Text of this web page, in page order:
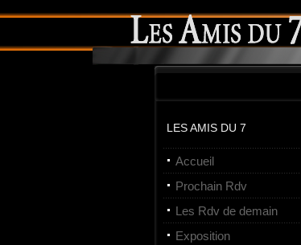
LES AMIS DU 7
Accueil
Prochain Rdv
Les Rdv de demain
Exposition